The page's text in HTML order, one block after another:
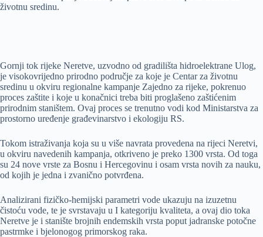
životnu sredinu.
Gornji tok rijeke Neretve, uzvodno od gradilišta hidroelektrane Ulog,
je visokovrijedno prirodno područje za koje je Centar za životnu
sredinu u okviru regionalne kampanje Zajedno za rijeke, pokrenuo
proces zaštite i koje u konačnici treba biti proglašeno zaštićenim
prirodnim staništem. Ovaj proces se trenutno vodi kod Ministarstva za
prostorno uređenje građevinarstvo i ekologiju RS.
Tokom istraživanja koja su u više navrata provedena na rijeci Neretvi,
u okviru navedenih kampanja, otkriveno je preko 1300 vrsta. Od toga
su 24 nove vrste za Bosnu i Hercegovinu i osam vrsta novih za nauku,
od kojih je jedna i zvanično potvrđena.
Analizirani fizičko-hemijski parametri vode ukazuju na izuzetnu
čistoću vode, te je svrstavaju u I kategoriju kvaliteta, a ovaj dio toka
Neretve je i stanište brojnih endemskih vrsta poput jadranske potočne
pastrmke i bjelonogog primorskog raka.